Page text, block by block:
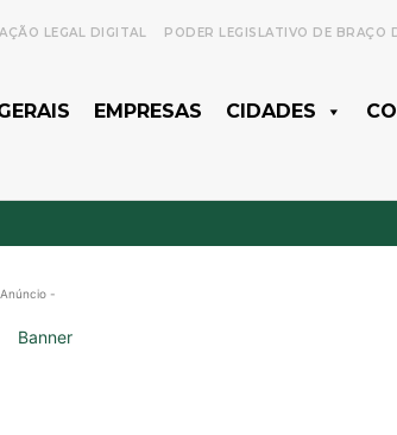
LEGAL DIGITAL PODER LEGISLATIVO DE BRAÇO
EMPRESAS CIDADES
-